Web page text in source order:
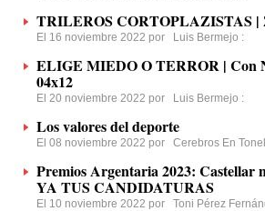
TRILEROS CORTOPLAZISTAS |
El 16 noviembre 2022 por Luis Bermejo :
ELIGE MIEDO O TERROR | Con
04x12
El 20 noviembre 2022 por Luis Bermejo :
Los valores del deporte
El 08 noviembre 2022 por Cerebros En
Premios Argentaria 2023: Castellar
YA TUS CANDIDATURAS
El 10 noviembre 2022 por Toni Pérez